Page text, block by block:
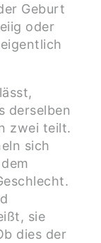
Geburt
oder
derselben
zwei teilt.
sich
sie
dies der